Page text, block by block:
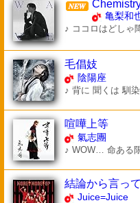
亀梨和
♪ ココロはどしゃ
毛倡妓
陰陽座
♪ 背に 聞くは 馴
喧嘩上等
氣志團
♪ WOW… 命ある
結論から言っ
Juice=Juice